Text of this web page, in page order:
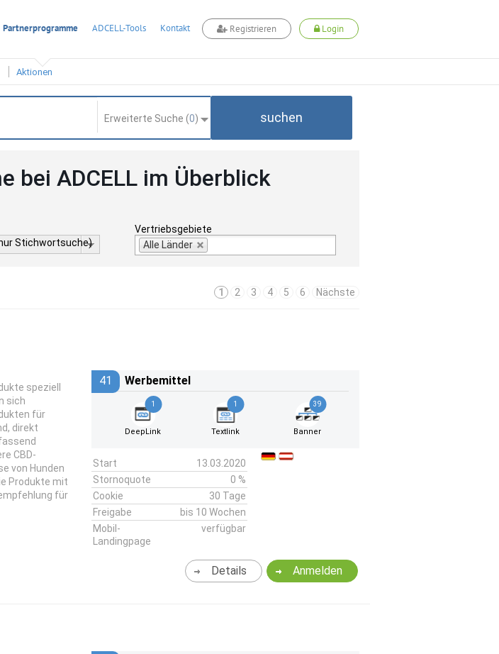
Partnerprogramme ADCELL-Tools Kontakt Registrieren Login
Aktionen
Erweiterte Suche (0) suchen
bei ADCELL im Überblick
Stichwortsuche)
Vertriebsgebiete
Alle Länder
1 2 3 4 5 6 Nächste
speziell
sich
für
direkt
CBD-
von Hunden
Produkte mit
für
41 Werbemittel
1
DeepLink
1
Textlink
39
Banner
Start
13.03.2020
Stornoquote
0 %
Cookie
30 Tage
Freigabe
bis 10 Wochen
Mobil-
Landingpage
verfügbar
Anmelden
Details